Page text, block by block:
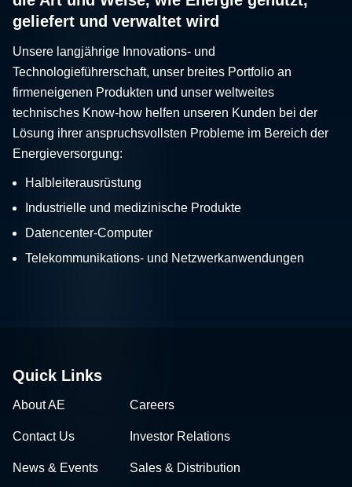
geliefert und verwaltet wird
Unsere langjährige Innovations- und
Technologieführerschaft, unser breites Portfolio an
firmeneigenen Produkten und unser weltweites
technisches Know-how helfen unseren Kunden bei der
Lösung ihrer anspruchsvollsten Probleme im Bereich der
Energieversorgung:
Halbleiterausrüstung
Industrielle und medizinische Produkte
Datencenter-Computer
Telekommunikations- und Netzwerkanwendungen
Quick Links
About AE Careers
Contact Us Investor Relations
News & Events Sales & Distribution